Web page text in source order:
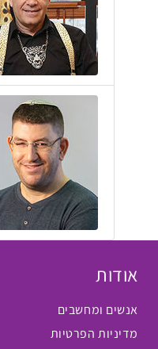
אודות
אנשים ומחשבים
מדיניות הפרטיות